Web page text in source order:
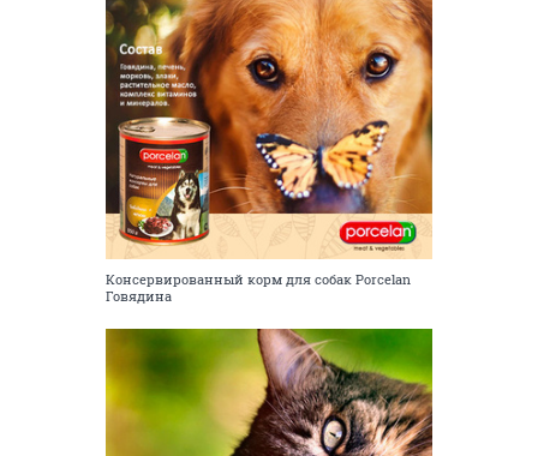
Консервированный корм для собак Porcelan
Говядина